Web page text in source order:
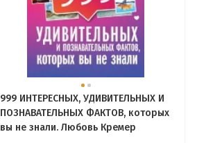
999 ИНТЕРЕСНЫХ, УДИВИТЕЛЬНЫХ И
ПОЗНАВАТЕЛЬНЫХ ФАКТОВ, которых
вы не знали. Любовь Кремер